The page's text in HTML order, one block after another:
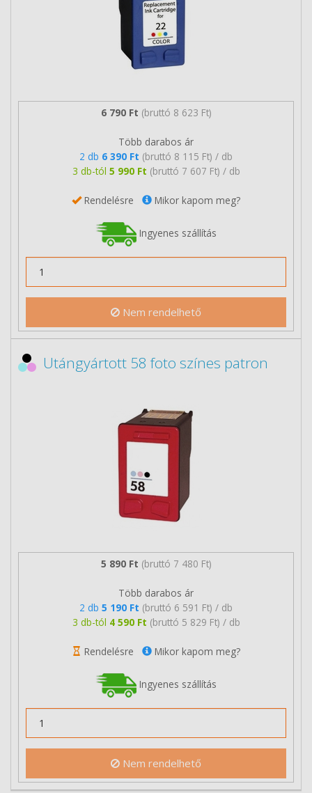
6 790 Ft (bruttó 8 623 Ft)
Több darabos ár
2 db 6 390 Ft (bruttó 8 115 Ft) / db
3 db-tól 5 990 Ft (bruttó 7 607 Ft) / db
Rendelésre Mikor kapom meg?
Ingyenes szállítás
Nem rendelhető
Utángyártott 58 foto színes patron
5 890 Ft (bruttó 7 480 Ft)
Több darabos ár
2 db 5 190 Ft (bruttó 6 591 Ft) / db
3 db-tól 4 590 Ft (bruttó 5 829 Ft) / db
Rendelésre Mikor kapom meg?
Ingyenes szállítás
Nem rendelhető